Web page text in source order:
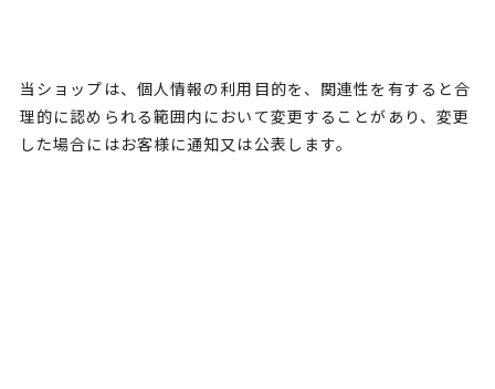
当ショップは、個人情報の利用目的を、関連性を有すると合
理的に認められる範囲内において変更することがあり、変更
した場合にはお客様に通知又は公表します。